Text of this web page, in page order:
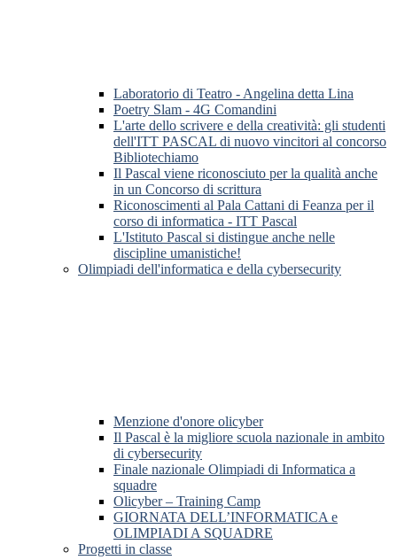
Laboratorio di Teatro - Angelina detta Lina
Poetry Slam - 4G Comandini
L'arte dello scrivere e della creatività: gli studenti
dell'ITT PASCAL di nuovo vincitori al concorso
Bibliotechiamo
Il Pascal viene riconosciuto per la qualità anche
in un Concorso di scrittura
Riconoscimenti al Pala Cattani di Feanza per il
corso di informatica - ITT Pascal
L'Istituto Pascal si distingue anche nelle
discipline umanistiche!
Olimpiadi dell'informatica e della cybersecurity
Menzione d'onore olicyber
Il Pascal è la migliore scuola nazionale in ambito
di cybersecurity
Finale nazionale Olimpiadi di Informatica a
squadre
Olicyber – Training Camp
GIORNATA DELL’INFORMATICA e
OLIMPIADI A SQUADRE
Progetti in classe